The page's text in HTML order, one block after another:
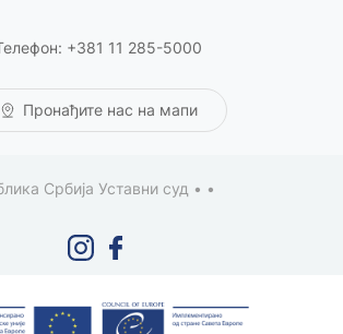
+381 11 285-5000
Пронађите нас на мапи
Србија Уставни суд • •